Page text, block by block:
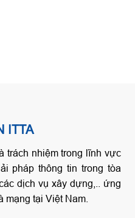
ITTA
trách nhiệm trong lĩnh vực
pháp thông tin trong tòa
dịch vụ xây dựng,.. ứng
mạng tại Việt Nam.